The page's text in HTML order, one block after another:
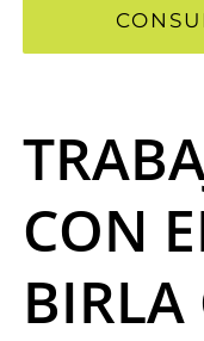
CON
BIRLA